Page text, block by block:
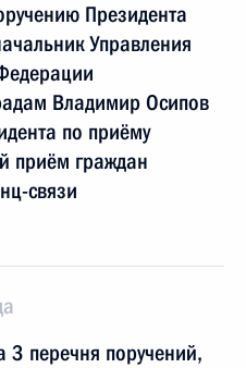
Президента
Управления
Владимир Осипов
по приёму
приём граждан
связи
3 перечня поручений,